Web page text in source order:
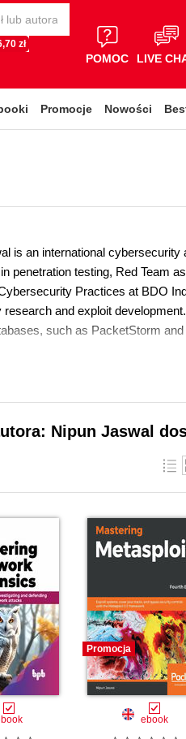
zł
POMOC LIVE
Promocje Nowości
is an international
penetration testing, Red Team
Practices at BDO
research and exploit
such as PacketStorm
Nipun Jaswal
Promocja
ebook